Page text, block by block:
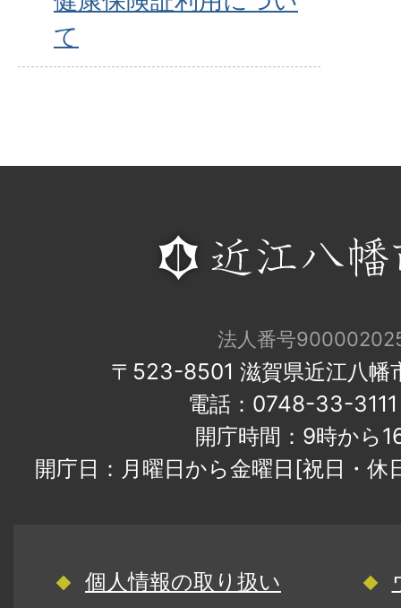
て
法人番号
〒523-8501 滋賀県近江八幡
電話：0748-33-
開庁時間：9時から
開庁日：月曜日から金曜日[祝日・
個人情報の取り扱い